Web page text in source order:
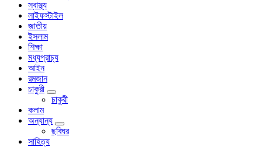
স্বাস্থ্য
লাইফস্টাইল
জাতীয়
ইসলাম
শিক্ষা
মধ্যপ্রাচ্য
আইন
রমজান
চাকুরী
চাকুরী
কলাম
অন্যান্য
ছবিঘর
সাহিত্য